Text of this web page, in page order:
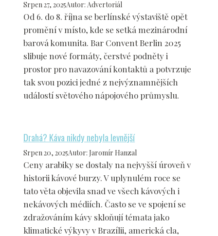
Srpen 27, 2025Autor: Advertoriál
Od 6. do 8. října se berlínské výstaviště opět
promění v místo, kde se setká mezinárodní
barová komunita. Bar Convent Berlin 2025
slibuje nové formáty, čerstvé podněty i
prostor pro navazování kontaktů a potvrzuje
tak svou pozici jedné z nejvýznamnějších
událostí světového nápojového průmyslu.
Drahá? Káva nikdy nebyla levnější
Srpen 20, 2025Autor: Jaromír Hanzal
Ceny arabiky se dostaly na nejvyšší úroveň v
historii kávové burzy. V uplynulém roce se
tato věta objevila snad ve všech kávových i
nekávových médiích. Často se ve spojení se
zdražováním kávy skloňují témata jako
klimatické výkyvy v Brazílii, americká cla,